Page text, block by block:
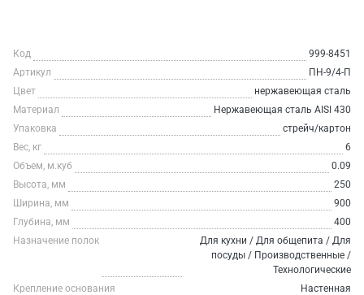
Код
999-8451
Артикул
ПН-9/4-П
Цвет
нержавеющая сталь
Материал
Нержавеющая сталь AISI 430
Упаковка
стрейч/картон
Вес, кг
6
Объем, м.куб
0.09
Высота, мм
250
Ширина, мм
900
Глубина, мм
400
Назначение полок
Для кухни / Для общепита / Для
посуды / Производственные /
Технологические
Крепление основания
Настенная